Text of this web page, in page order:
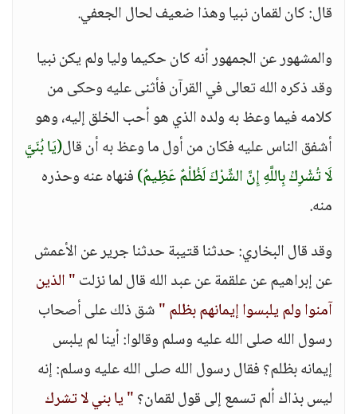
قال: كان لقمان نبيا وهذا ضعيف لحال الجعفي.
والمشهور عن الجمهور أنه كان حكيما وليا ولم يكن نبيا
وقد ذكره الله تعالى في القرآن فأثنى عليه وحكى من
كلامه فيما وعظ به ولده الذي هو أحب الخلق إليه، وهو
أشفق الناس عليه فكان من أول ما وعظ به أن قال(يَا بُنَيَّ
لَا تُشْرِكْ بِاللَّهِ إِنَّ الشِّرْكَ لَظُلْمٌ عَظِيمٌ)فنهاه عنه وحذره
منه.
وقد قال البخاري: حدثنا قتيبة حدثنا جرير عن الأعمش
عن إبراهيم عن علقمة عن عبد الله قال لما نزلت" الذين
آمنوا ولم يلبسوا إيمانهم بظلم "شق ذلك على أصحاب
رسول الله صلى الله عليه وسلم وقالوا: أينا لم يلبس
إيمانه بظلم؟ فقال رسول الله صلى الله عليه وسلم: إنه
ليس بذاك ألم تسمع إلى قول لقمان؟" يا بني لا تشرك